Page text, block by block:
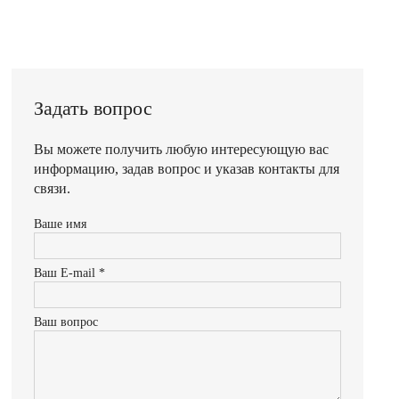
Задать вопрос
Вы можете получить любую интересующую вас
информацию, задав вопрос и указав контакты для
связи.
Ваше имя
Ваш E-mail *
Ваш вопрос